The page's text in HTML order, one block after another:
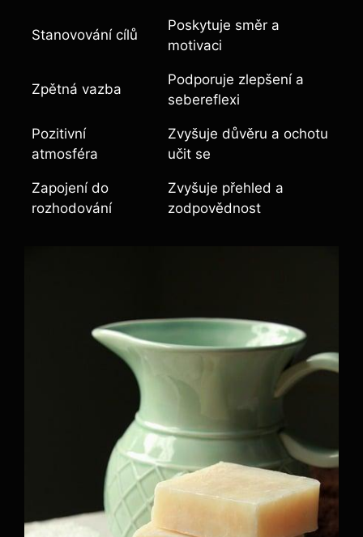
Stanovování cílů
Poskytuje směr a
motivaci
Zpětná vazba
Podporuje zlepšení a
sebereflexi
Pozitivní
atmosféra
Zvyšuje důvěru a ochotu
učit se
Zapojení do
rozhodování
Zvyšuje přehled a
zodpovědnost